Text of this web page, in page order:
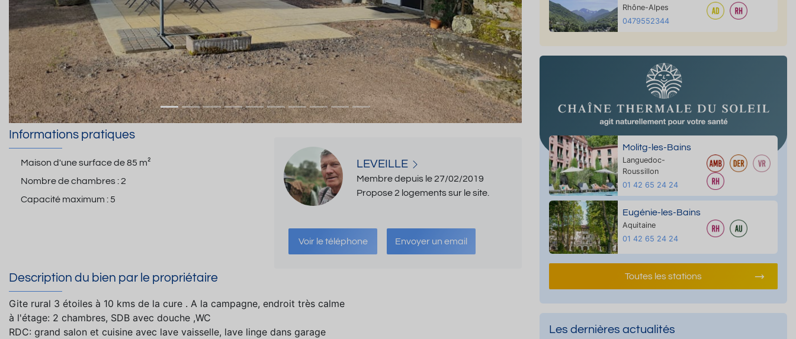
Informations pratiques
Maison d'une surface de85 m²
Nombre de chambres :2
Capacité maximum :5
LEVEILLE
Membre depuis le 27/02/2019
Propose 2 logements sur le site.
Voir le téléphone Envoyer un email
Description du bien par le propriétaire
Gite rural 3 étoiles à 10 kms de la cure . A la campagne, endroit très calme
à l'étage: 2 chambres, SDB avec douche ,WC
RDC: grand salon et cuisine avec lave vaisselle, lave linge dans garage
Rhône-Alpes
0479552344
Molitg-les-Bains
Languedoc-
Roussillon
01 42 65 24 24
Eugénie-les-Bains
Aquitaine
01 42 65 24 24
Toutes les stations
Les dernières actualités